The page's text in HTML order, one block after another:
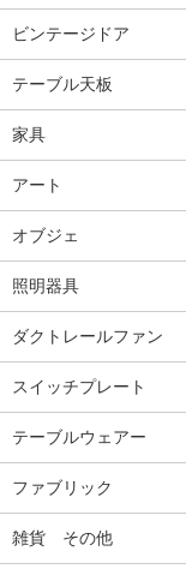
ビンテージドア
テーブル天板
家具
アート
オブジェ
照明器具
ダクトレールファン
スイッチプレート
テーブルウェアー
ファブリック
雑貨 その他